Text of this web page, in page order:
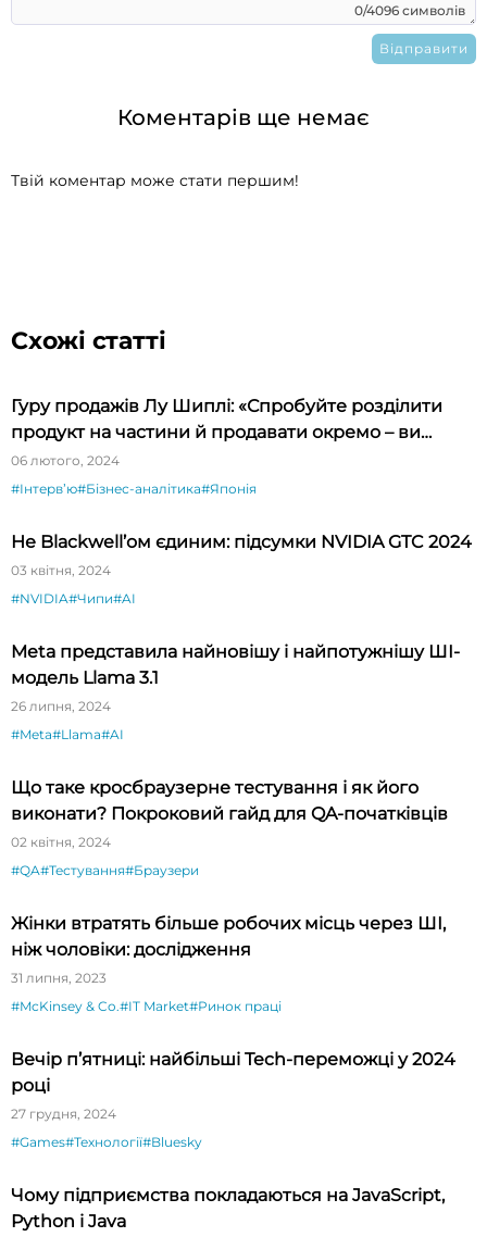
0/4096 символів
Коментарів ще немає
Твій коментар може стати першим!
Схожі статті
Гуру продажів Лу Шиплі: «Спробуйте розділити
продукт на частини й продавати окремо – ви
будете вражені»
06 лютого, 2024
#Інтервʼю#Бізнес-аналітика#Японія
Не Blackwell’ом єдиним: підсумки NVIDIA GTC 2024
03 квітня, 2024
#NVIDIA#Чипи#AI
Meta представила найновішу і найпотужнішу ШІ-
модель Llama 3.1
26 липня, 2024
#Meta#Llama#AI
Що таке кросбраузерне тестування і як його
виконати? Покроковий гайд для QA-початківців
02 квітня, 2024
#QA#Тестування#Браузери
Жінки втратять більше робочих місць через ШІ,
ніж чоловіки: дослідження
31 липня, 2023
#McKinsey & Co.#IT Market#Ринок праці
Вечір п’ятниці: найбільші Tech-переможці у 2024
році
27 грудня, 2024
#Games#Технології#Bluesky
Чому підприємства покладаються на JavaScript,
Python і Java